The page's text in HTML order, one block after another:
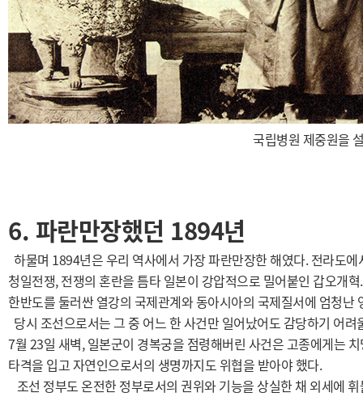
국립병원 제중원을
6. 파란만장했던 1894년
하물며 1894년은 우리 역사에서 가장 파란만장한 해였다. 전라도
청일전쟁, 전쟁의 혼란을 틈타 일본이 강압적으로 밀어붙인 갑오개
한반도를 둘러싼 열강의 국제관계와 동아시아의 국제질서에 엄청난
당시 조선으로서는 그 중 어느 한 사건만 일어났어도 감당하기 어
7월 23일 새벽, 일본군이 경복궁을 점령해버린 사건은 고종에게는
타격을 입고 자연인으로서의 생명까지도 위협을 받아야 했다.
조선 정부도 온전한 정부로서의 권위와 기능을 상실한 채 외세에